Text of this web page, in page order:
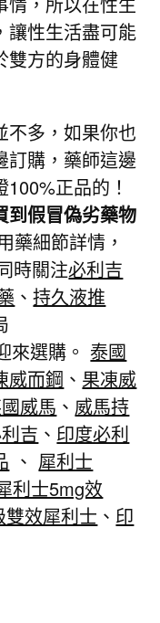
讓性生活盡可能
雙方的身體健
不多，如果你也
訂購，藥師這邊
正品的！
到假冒偽劣藥物
藥細節詳情，
時關注必利吉
、持久液推
來選購。 泰國
威而鋼 、 果凍威
威馬 、 威馬持
吉 、 印度必利
、 犀利士
利士5mg效
雙效犀利士 、 印